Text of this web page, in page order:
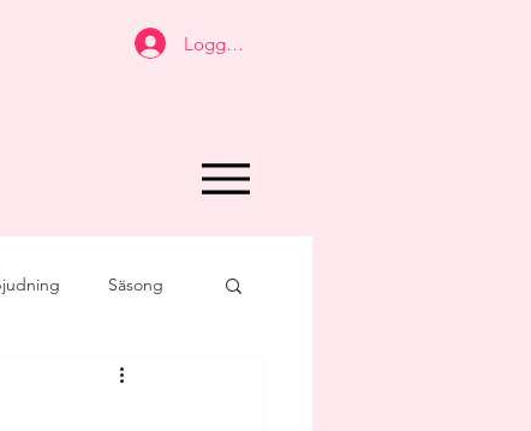
Logga in
Säsong